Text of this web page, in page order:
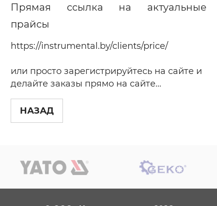
Прямая ссылка на актуальные
прайсы
https://instrumental.by/clients/price/
или просто зарегистрируйтесь на сайте и
делайте заказы прямо на сайте...
НАЗАД